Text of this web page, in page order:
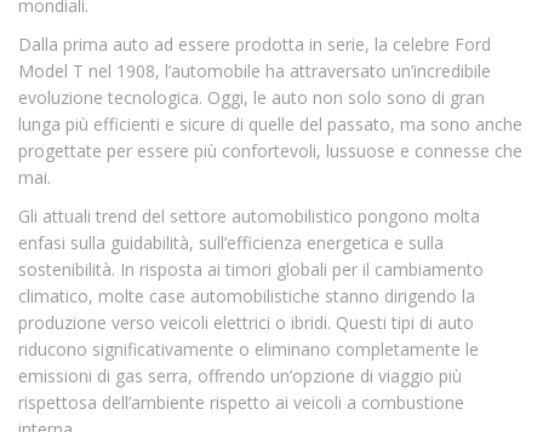
mondiali.
Dalla prima auto ad essere prodotta in serie, la celebre Ford
Model T nel 1908, l’automobile ha attraversato un’incredibile
evoluzione tecnologica. Oggi, le auto non solo sono di gran
lunga più efficienti e sicure di quelle del passato, ma sono anche
progettate per essere più confortevoli, lussuose e connesse che
mai.
Gli attuali trend del settore automobilistico pongono molta
enfasi sulla guidabilità, sull’efficienza energetica e sulla
sostenibilità. In risposta ai timori globali per il cambiamento
climatico, molte case automobilistiche stanno dirigendo la
produzione verso veicoli elettrici o ibridi. Questi tipi di auto
riducono significativamente o eliminano completamente le
emissioni di gas serra, offrendo un’opzione di viaggio più
rispettosa dell’ambiente rispetto ai veicoli a combustione